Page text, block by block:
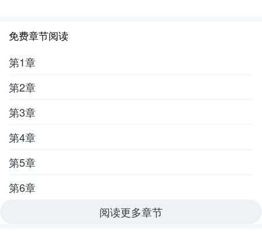
免费章节阅读
第1章
第2章
第3章
第4章
第5章
第6章
阅读更多章节